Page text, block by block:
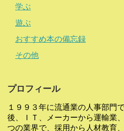
学ぶ
遊ぶ
おすすめ本の備忘録
その他
プロフィール
１９９３年に流通業の人事部門
後、ＩＴ、メーカーから運輸業
つの業界で、採用から人材教育